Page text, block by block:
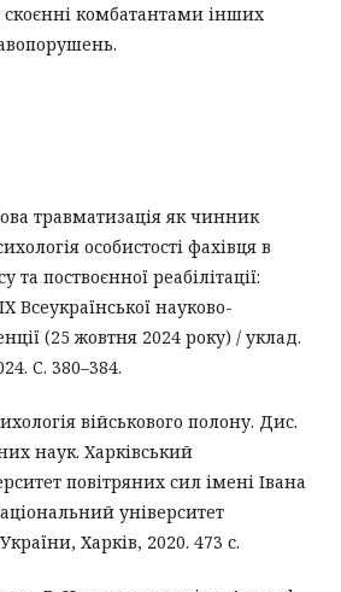
скоєнні комбатантами інших
травматизація як чинник
особистості фахівця в
та поствоєнної реабілітації:
Всеукраїнської науково-
(25 жовтня 2024 року) / уклад.
С. 380–384.
військового полону. Дис.
наук. Харківський
повітряних сил імені Івана
університет
Харків, 2020. 473 с.